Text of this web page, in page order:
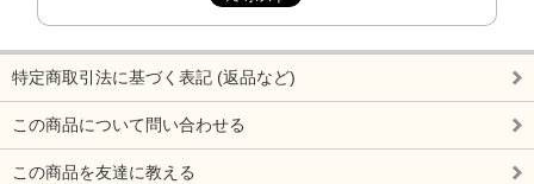
特定商取引法に基づく表記 (返品など)
この商品について問い合わせる
この商品を友達に教える